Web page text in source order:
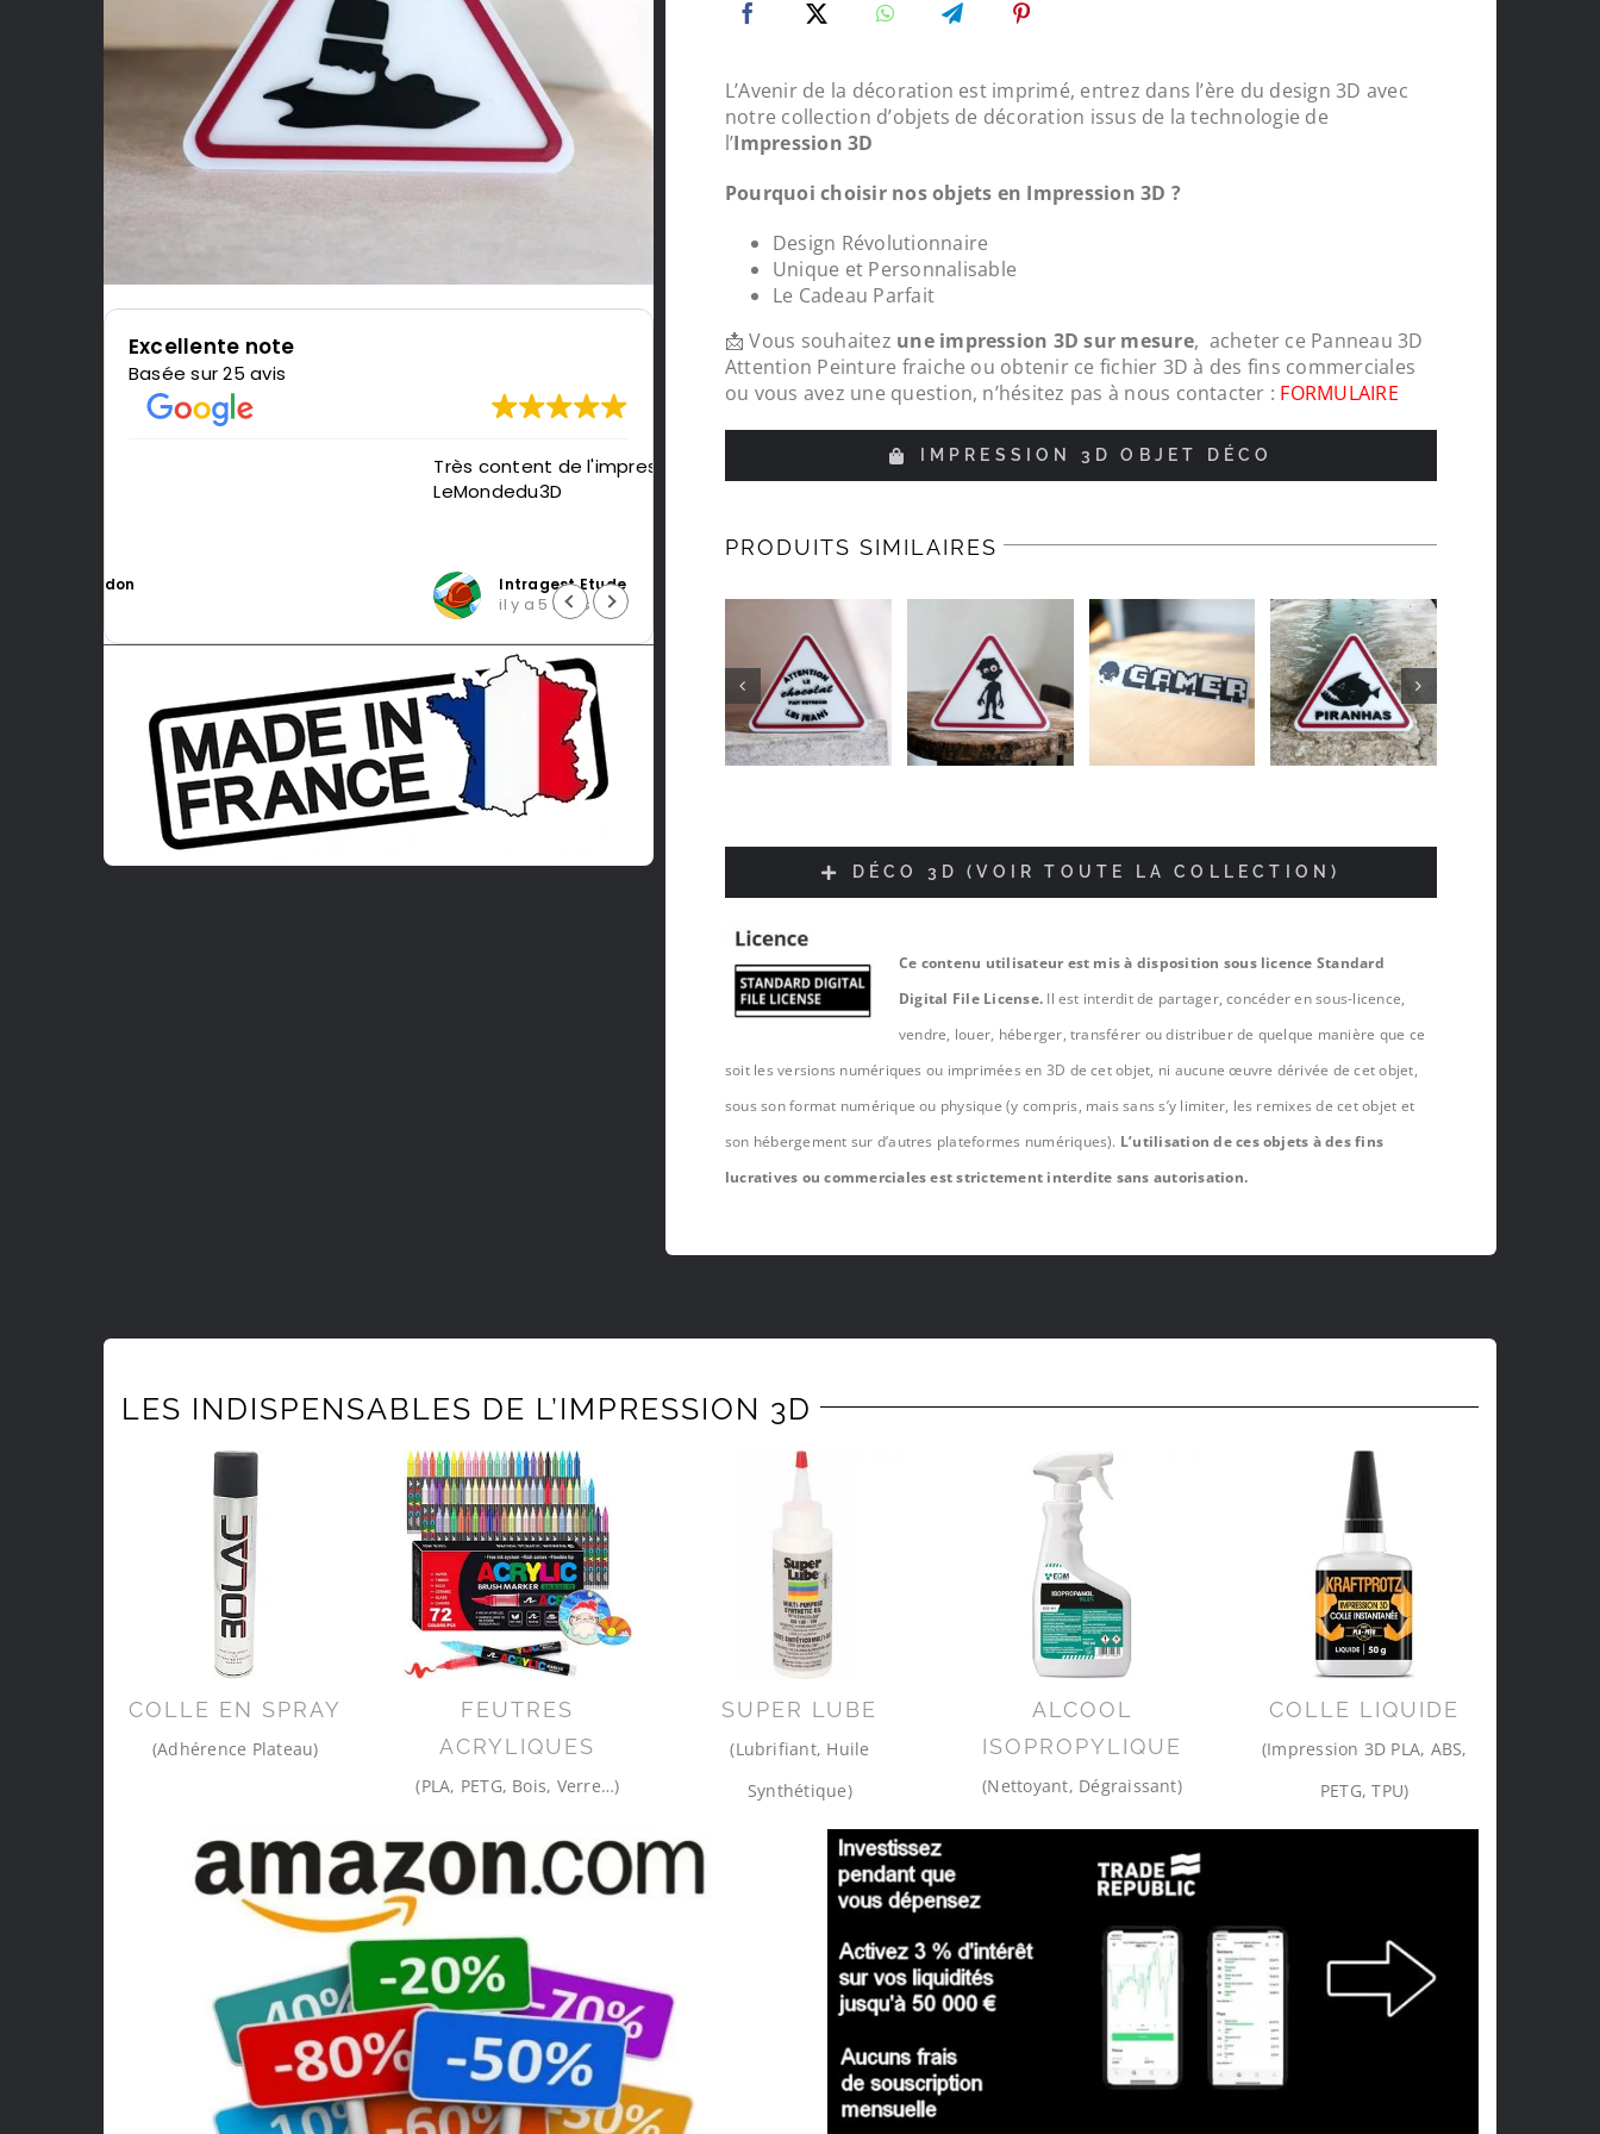
Excellente note
Basée sur 25 avis
Très content de l'impression, je recommande
Protections chapeaux de poteaux bois sur mesures
il y a 5 mois
Je suis très satisfait de ma commande.
il y a 5 mois
L’Avenir de la décoration est imprimé, entrez dans l’ère du design 3D avec
notre collection d’objets de décoration issus de la technologie de
l’Impression 3D
Pourquoi choisir nos objets en Impression 3D ?
Design Révolutionnaire
Unique et Personnalisable
Le Cadeau Parfait
📩 Vous souhaitez une impression 3D sur mesure, acheter ce Panneau 3D
Attention Peinture fraiche ou obtenir ce fichier 3D à des fins commerciales
ou vous avez une question, n’hésitez pas à nous contacter : FORMULAIRE
IMPRESSION 3D OBJET DÉCO
PRODUITS SIMILAIRES
DÉCO 3D (VOIR TOUTE LA COLLECTION)
Ce contenu utilisateur est mis à disposition sous licence Standard
Digital File License. Il est interdit de partager, concéder en sous-licence,
vendre, louer, héberger, transférer ou distribuer de quelque manière que ce
soit les versions numériques ou imprimées en 3D de cet objet, ni aucune œuvre dérivée de cet objet,
sous son format numérique ou physique (y compris, mais sans s’y limiter, les remixes de cet objet et
son hébergement sur d’autres plateformes numériques). L’utilisation de ces objets à des fins
lucratives ou commerciales est strictement interdite sans autorisation.
LES INDISPENSABLES DE L’IMPRESSION 3D
COLLE EN SPRAY
(Adhérence Plateau)
FEUTRES
ACRYLIQUES
(PLA, PETG, Bois, Verre…)
SUPER LUBE
(Lubrifiant, Huile
Synthétique)
ALCOOL
ISOPROPYLIQUE
(Nettoyant, Dégraissant)
COLLE LIQUIDE
(Impression 3D PLA, ABS,
PETG, TPU)